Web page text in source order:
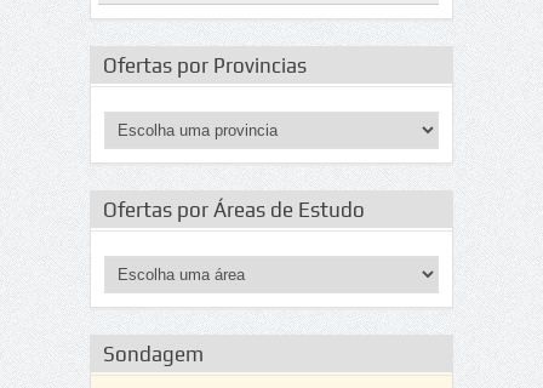
Ofertas por Provincias
Ofertas por Áreas de Estudo
Sondagem